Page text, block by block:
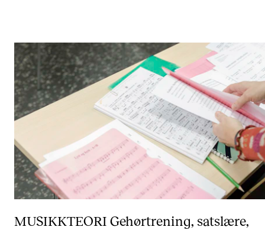
MUSIKKTEORI Gehørtrening, satslære,